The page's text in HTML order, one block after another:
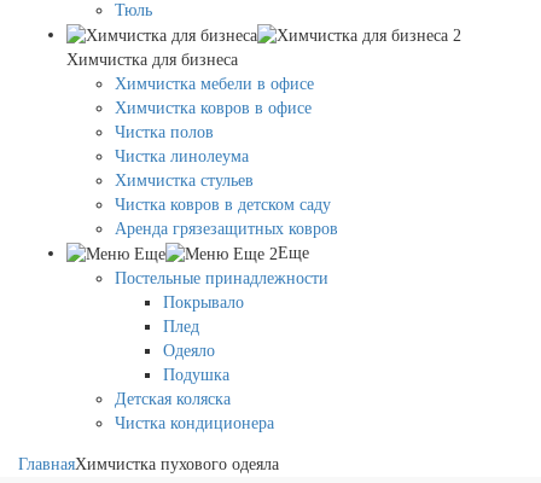
Тюль
Химчистка для бизнеса
Химчистка мебели в офисе
Химчистка ковров в офисе
Чистка полов
Чистка линолеума
Химчистка стульев
Чистка ковров в детском саду
Аренда грязезащитных ковров
Еще
Постельные принадлежности
Покрывало
Плед
Одеяло
Подушка
Детская коляска
Чистка кондиционера
ГлавнаяХимчистка пухового одеяла